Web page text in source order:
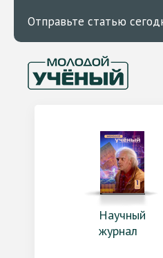
Отправьте статью
Научный
журнал